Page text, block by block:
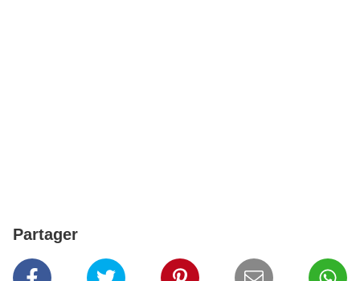
Partager